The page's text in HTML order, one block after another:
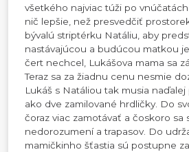
všetkého najviac túži po
nič lepšie, než presvedčiť
bývalú striptérku Natáliu, aby
nastávajúcou a budúcou matkou
čert nechcel, Lukášova mama sa
Teraz sa za žiadnu cenu nesmie
Lukáš s Natáliou tak musia
ako dve zamilované hrdličky. Do
čoraz viac zamotávať a čoskoro sa
nedorozumení a trapasov. Do
mamičkinho šťastia sú postupne